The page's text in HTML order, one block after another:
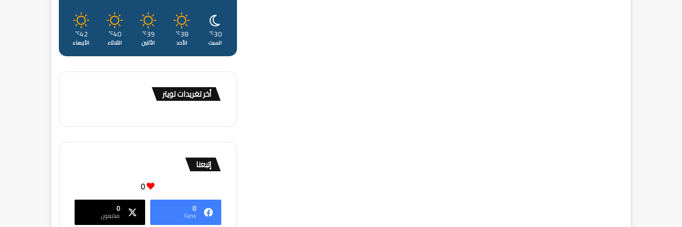
30
℃
السبت
38
℃
الأحد
39
℃
الأثنين
40
℃
الثلاثاء
42
℃
الأربعاء
أخر تغريدات تويتر
إتبعنا
0
0
Fans
0
متابعون